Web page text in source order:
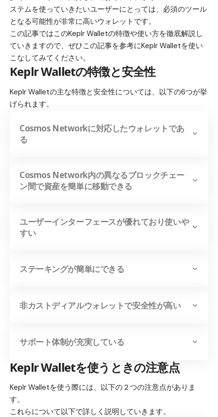
ステムを使っていきたいユーザーにとっては、必須のツール
となる可能性が非常に高いウォレットです。
この記事ではこのKeplr Walletの特徴や使い方を徹底解説し
ていきますので、ぜひこの記事を参考にKeplr Walletを使い
こなしてみてください。
Keplr Walletの特徴と安全性
Keplr Walletの主な特徴と安全性については、以下の6つが挙
げられます。
Cosmos Networkに対応したウォレットであ
る
Cosmos Network内の異なるブロックチェー
ン間で資産を簡単に移動できる
ユーザーインターフェースが優れており使いや
すい
ステーキングが簡単にできる
非カストディアルウォレットで安全性が高い
サポート体制が充実している
Keplr Walletを使うときの注意点
Keplr Walletを使う際には、以下の２つの注意点がありま
す。
これらについて以下で詳しく説明していきます。